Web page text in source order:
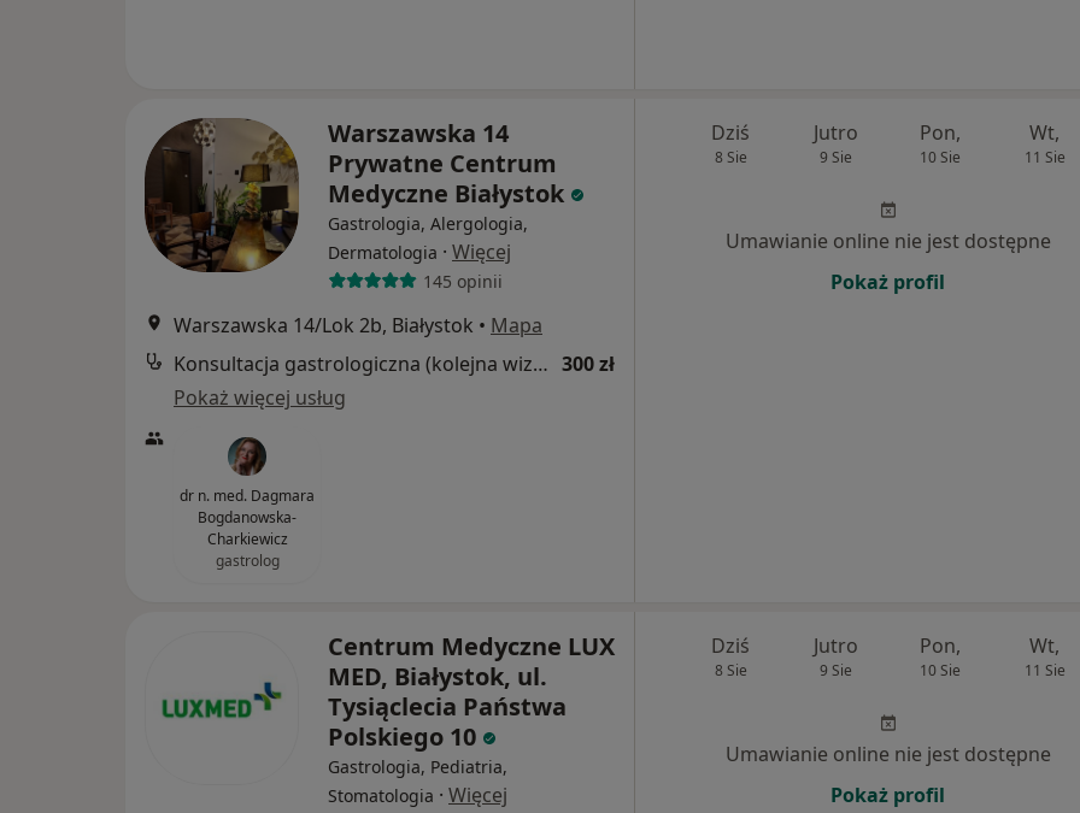
Warszawska 14
Prywatne Centrum
Medyczne Białystok
Gastrologia, Alergologia,
Dermatologia · Więcej
145 opinii
Warszawska 14/Lok 2b, Białystok • Mapa
Konsultacja gastrologiczna (kolejna wizyta) 300 zł
Pokaż więcej usług
dr n. med. Dagmara
Bogdanowska-
Charkiewicz
gastrolog
Dziś
8 Sie
Jutro
9 Sie
Pon,
10 Sie
Wt,
11 Sie
Umawianie online nie jest dostępne
Pokaż profil
Centrum Medyczne LUX
MED, Białystok, ul.
Tysiąclecia Państwa
Polskiego 10
Gastrologia, Pediatria,
Stomatologia · Więcej
Dziś
8 Sie
Jutro
9 Sie
Pon,
10 Sie
Wt,
11 Sie
Umawianie online nie jest dostępne
Pokaż profil